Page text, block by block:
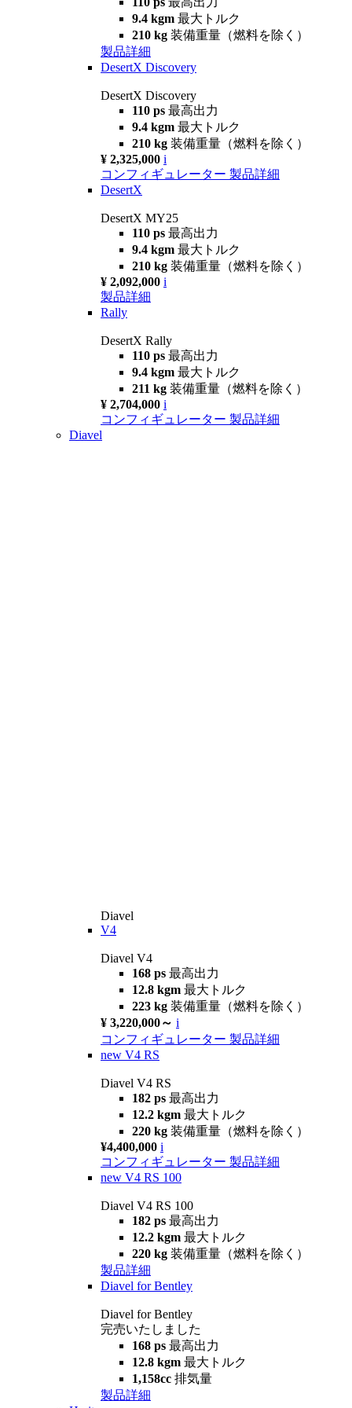
9.4 kgm 最大トルク
210 kg 装備重量（燃料を除く）
製品詳細
DesertX Discovery
DesertX Discovery
110 ps 最高出力
9.4 kgm 最大トルク
210 kg 装備重量（燃料を除く）
¥ 2,325,000 i
コンフィギュレーター 製品詳細
DesertX
DesertX MY25
110 ps 最高出力
9.4 kgm 最大トルク
210 kg 装備重量（燃料を除く）
¥ 2,092,000 i
製品詳細
Rally
DesertX Rally
110 ps 最高出力
9.4 kgm 最大トルク
211 kg 装備重量（燃料を除く）
¥ 2,704,000 i
コンフィギュレーター 製品詳細
Diavel
Diavel
V4
Diavel V4
168 ps 最高出力
12.8 kgm 最大トルク
223 kg 装備重量（燃料を除く）
¥ 3,220,000～ i
コンフィギュレーター 製品詳細
new V4 RS
Diavel V4 RS
182 ps 最高出力
12.2 kgm 最大トルク
220 kg 装備重量（燃料を除く）
¥4,400,000 i
コンフィギュレーター 製品詳細
new V4 RS 100
Diavel V4 RS 100
182 ps 最高出力
12.2 kgm 最大トルク
220 kg 装備重量（燃料を除く）
製品詳細
Diavel for Bentley
Diavel for Bentley
完売いたしました
168 ps 最高出力
12.8 kgm 最大トルク
1,158cc 排気量
製品詳細